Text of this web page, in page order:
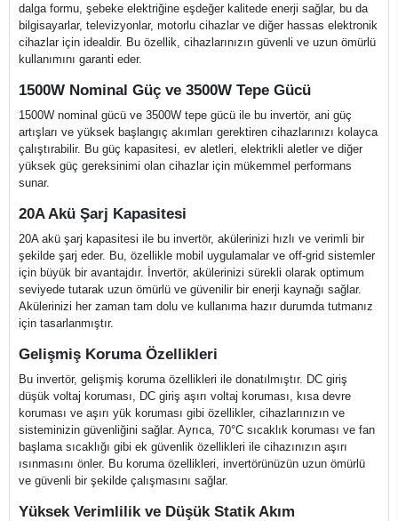
dalga formu, şebeke elektriğine eşdeğer kalitede enerji sağlar, bu da
bilgisayarlar, televizyonlar, motorlu cihazlar ve diğer hassas elektronik
cihazlar için idealdir. Bu özellik, cihazlarınızın güvenli ve uzun ömürlü
kullanımını garanti eder.
1500W Nominal Güç ve 3500W Tepe Gücü
1500W nominal gücü ve 3500W tepe gücü ile bu invertör, ani güç
artışları ve yüksek başlangıç akımları gerektiren cihazlarınızı kolayca
çalıştırabilir. Bu güç kapasitesi, ev aletleri, elektrikli aletler ve diğer
yüksek güç gereksinimi olan cihazlar için mükemmel performans
sunar.
20A Akü Şarj Kapasitesi
20A akü şarj kapasitesi ile bu invertör, akülerinizi hızlı ve verimli bir
şekilde şarj eder. Bu, özellikle mobil uygulamalar ve off-grid sistemler
için büyük bir avantajdır. İnvertör, akülerinizi sürekli olarak optimum
seviyede tutarak uzun ömürlü ve güvenilir bir enerji kaynağı sağlar.
Akülerinizi her zaman tam dolu ve kullanıma hazır durumda tutmanız
için tasarlanmıştır.
Gelişmiş Koruma Özellikleri
Bu invertör, gelişmiş koruma özellikleri ile donatılmıştır. DC giriş
düşük voltaj koruması, DC giriş aşırı voltaj koruması, kısa devre
koruması ve aşırı yük koruması gibi özellikler, cihazlarınızın ve
sisteminizin güvenliğini sağlar. Ayrıca, 70°C sıcaklık koruması ve fan
başlama sıcaklığı gibi ek güvenlik özellikleri ile cihazınızın aşırı
ısınmasını önler. Bu koruma özellikleri, invertörünüzün uzun ömürlü
ve güvenli bir şekilde çalışmasını sağlar.
Yüksek Verimlilik ve Düşük Statik Akım